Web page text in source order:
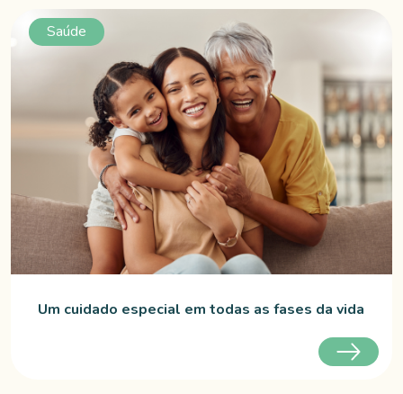
Saúde
Um cuidado especial em todas as fases da vida